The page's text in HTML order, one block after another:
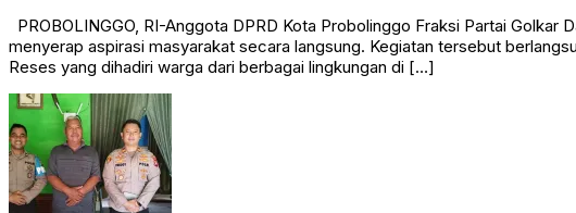
PROBOLINGGO, RI-Anggota DPRD Kota Probolinggo Fraksi Partai
menyerap aspirasi masyarakat secara langsung. Kegiatan tersebut
Reses yang dihadiri warga dari berbagai lingkungan di […]